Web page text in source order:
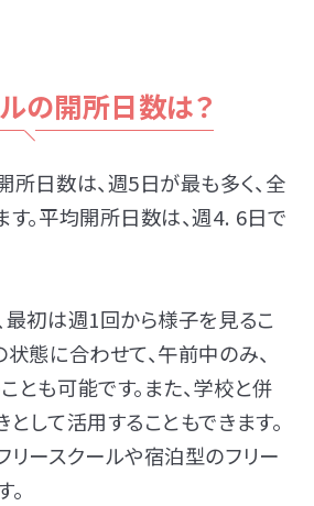
の開所日数は？
所日数は、週5日が最も多く、全
。平均開所日数は、週4. 6日で
最初は週1回から様子を見るこ
状態に合わせて、午前中のみ、
とも可能です。また、学校と併
として活用することもできます。
リースクールや宿泊型のフリー